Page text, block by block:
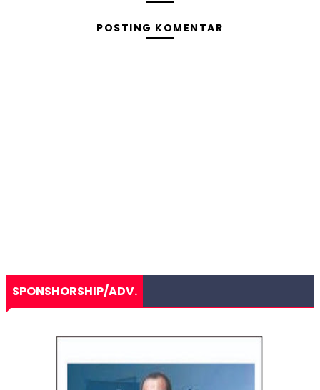
POSTING KOMENTAR
SPONSHORSHIP/ADV.